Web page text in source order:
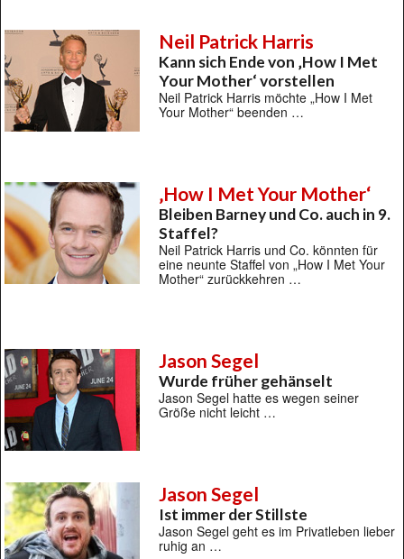
Neil Patrick Harris
Kann sich Ende von ‚How I Met
Your Mother‘ vorstellen
Neil Patrick Harris möchte „How I Met
Your Mother“ beenden …
‚How I Met Your Mother‘
Bleiben Barney und Co. auch in 9.
Staffel?
Neil Patrick Harris und Co. könnten für
eine neunte Staffel von „How I Met Your
Mother“ zurückkehren …
Jason Segel
Wurde früher gehänselt
Jason Segel hatte es wegen seiner
Größe nicht leicht …
Jason Segel
Ist immer der Stillste
Jason Segel geht es im Privatleben lieber
ruhig an …